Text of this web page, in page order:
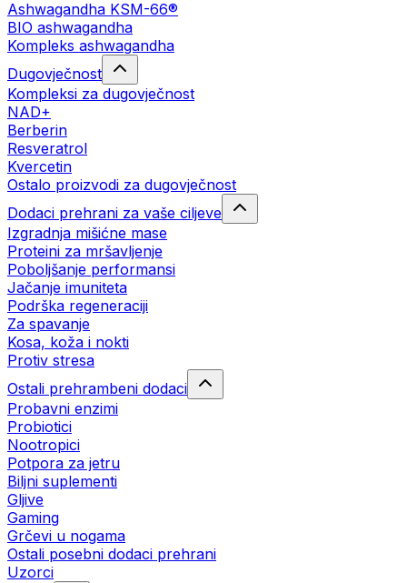
Ashwagandha KSM-66®
BIO ashwagandha
Kompleks ashwagandha
Dugovječnost
Kompleksi za dugovječnost
NAD+
Berberin
Resveratrol
Kvercetin
Ostalo proizvodi za dugovječnost
Dodaci prehrani za vaše ciljeve
Izgradnja mišićne mase
Proteini za mršavljenje
Poboljšanje performansi
Jačanje imuniteta
Podrška regeneraciji
Za spavanje
Kosa, koža i nokti
Protiv stresa
Ostali prehrambeni dodaci
Probavni enzimi
Probiotici
Nootropici
Potpora za jetru
Biljni suplementi
Gljive
Gaming
Grčevi u nogama
Ostali posebni dodaci prehrani
Uzorci